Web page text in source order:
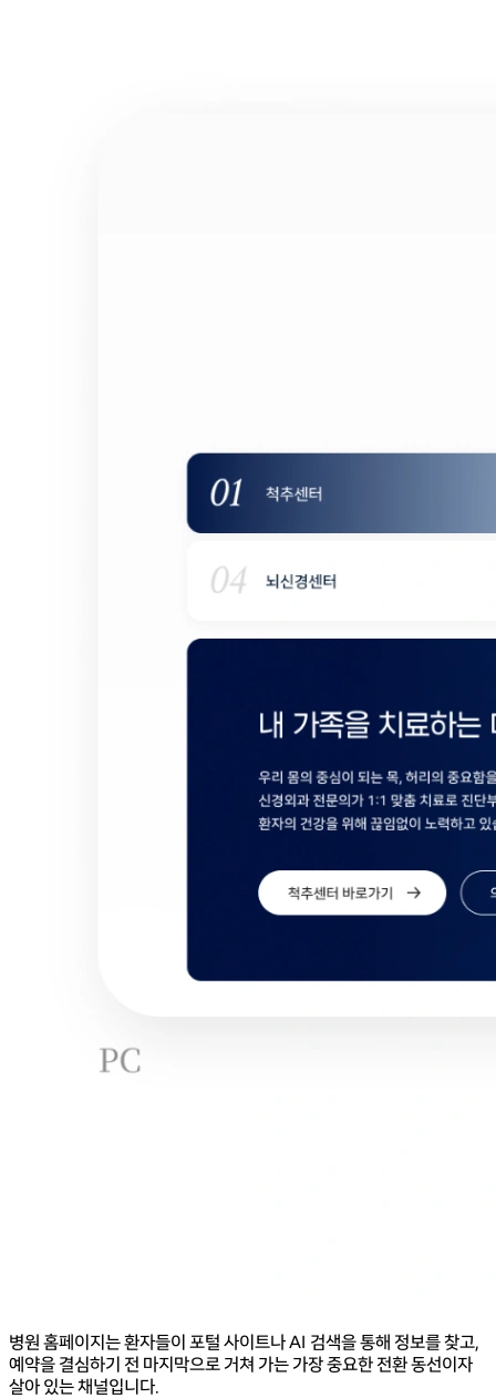
병원 홈페이지는 환자들이 포털 사이트나 AI 검색을 통해 정보를 찾고,
예약을 결심하기 전 마지막으로 거쳐 가는 가장 중요한 전환 동선이자
살아 있는 채널입니다.